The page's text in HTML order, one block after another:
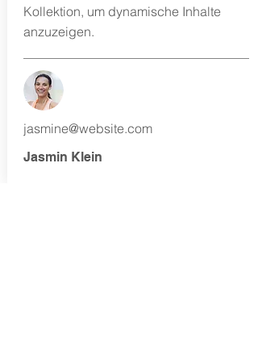
Kollektion, um dynamische Inhalte
anzuzeigen.
jasmine@website.com
Jasmin Klein